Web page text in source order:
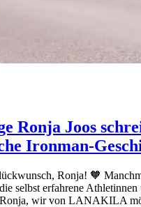
Ronja Joos
Ironman-
Ronja! 🧡
selbst erfahrene
Ronja, wir von LANAKILA